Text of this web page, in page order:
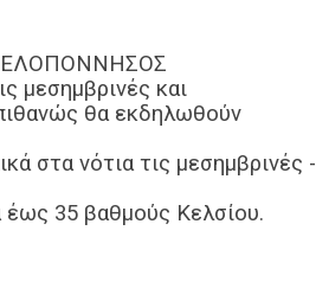
μεσημβρινές και
θα εκδηλωθούν
στα νότια τις μεσημβρινές -
έως 35 βαθμούς Κελσίου.